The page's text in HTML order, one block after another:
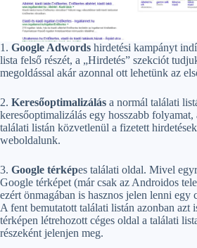
1. Google Adwords hirdetési kampányt
lista felső részét, a „Hirdetés” szekciót
megoldással akár azonnal ott lehetünk az
2. Keresőoptimalizálás a normál találati
keresőoptimalizálás egy hosszabb folyamat,
találati listán közvetlenül a fizetett
weboldalunk.
3. Google térképes találati oldal. Mivel
Google térképet (már csak az Androidos
ezért önmagában is hasznos jelen lenni egy
A fent bemutatott találati listán azonban azt
térképen létrehozott céges oldal a találati
részeként jelenjen meg.